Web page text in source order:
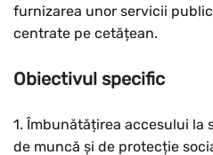
furnizarea unor servicii
centrate pe cetățean.
Obiectivul specific
1. Îmbunătățirea accesului la
de muncă și de protecție